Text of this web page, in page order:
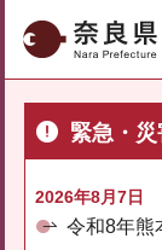
奈良県
緊急・
2026年8月7日
令和8年熊